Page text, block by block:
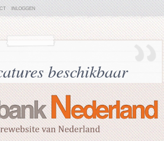
INLOGGEN
beschikbaar